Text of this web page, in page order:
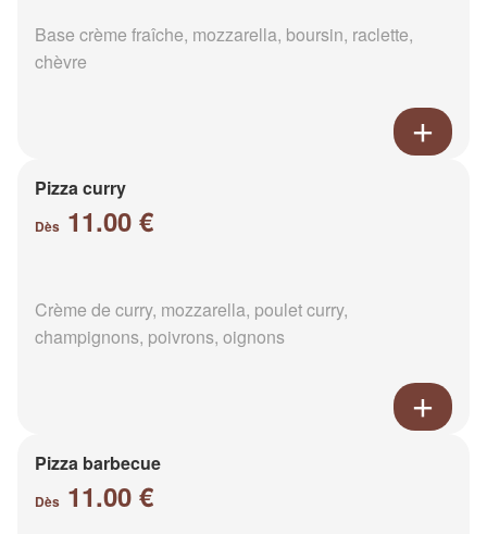
Base crème fraîche, mozzarella, boursin, raclette,
chèvre
Pizza curry
Dès 11.00 €
Crème de curry, mozzarella, poulet curry,
champignons, poivrons, oignons
Pizza barbecue
Dès 11.00 €